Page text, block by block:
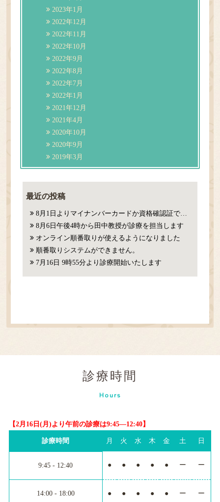
2023年1月
2022年12月
2022年11月
2022年10月
2022年9月
2022年8月
2022年7月
2022年1月
2021年12月
2021年4月
2020年10月
2020年9月
2019年3月
最近の投稿
8月1日よりマイナンバーカードか資格確認証での確認が必要になります。
8月6日午後4時から田中教授が診療を担当します
オンライン順番取りが使えるようになりました
順番取りシステムができません。
7月16日 9時55分より診療開始いたします
診療時間
Hours
【2月16日(月)より午前の診療は9:45―12:40】
診療時間 月 火 水 木 金 土 日
9:45 - 12:40 ● ● ● ● ● ー ー
14:00 - 18:00 ● ● ● ● ● ー ー